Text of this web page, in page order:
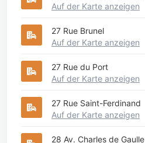
Auf der Karte anzeigen
27 Rue Brunel
Auf der Karte anzeigen
27 Rue du Port
Auf der Karte anzeigen
27 Rue Saint-Ferdinand
Auf der Karte anzeigen
28 Av. Charles de Gaulle